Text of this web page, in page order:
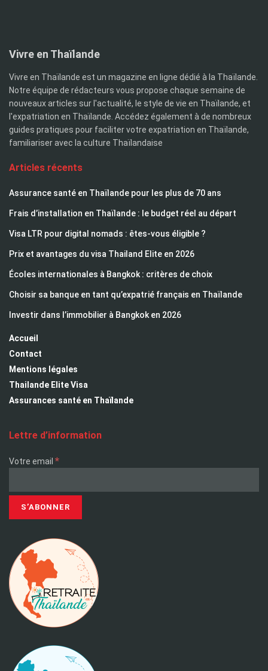
Vivre en Thaïlande
Vivre en Thaïlande est un magazine en ligne dédié à la Thaïlande.
Notre équipe de rédacteurs vous propose chaque semaine de
nouveaux articles sur l'actualité, le style de vie en Thaïlande, et
l'expatriation en Thaïlande. Accédez également à de nombreux
guides pratiques pour faciliter votre expatriation en Thaïlande,
familiariser avec la culture Thaïlandaise
Articles récents
Assurance santé en Thaïlande pour les plus de 70 ans
Frais d’installation en Thaïlande : le budget réel au départ
Visa LTR pour digital nomads : êtes-vous éligible ?
Prix et avantages du visa Thailand Elite en 2026
Écoles internationales à Bangkok : critères de choix
Choisir sa banque en tant qu’expatrié français en Thaïlande
Investir dans l’immobilier à Bangkok en 2026
Accueil
Contact
Mentions légales
Thailande Elite Visa
Assurances santé en Thaïlande
Lettre d’information
Votre email *